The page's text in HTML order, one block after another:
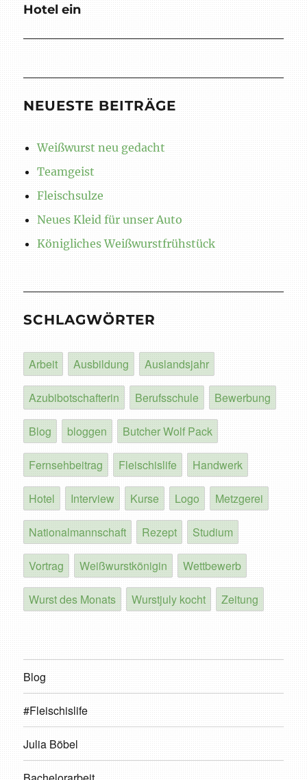
Beitrag:
Hotel ein
NEUESTE BEITRÄGE
Weißwurst neu gedacht
Teamgeist
Fleischsulze
Neues Kleid für unser Auto
Königliches Weißwurstfrühstück
SCHLAGWÖRTER
Arbeit Ausbildung Auslandsjahr
Azubibotschafterin Berufsschule Bewerbung
Blog bloggen Butcher Wolf Pack
Fernsehbeitrag Fleischislife Handwerk
Hotel Interview Kurse Logo Metzgerei
Nationalmannschaft Rezept Studium
Vortrag Weißwurstkönigin Wettbewerb
Wurst des Monats Wurstjuly kocht Zeitung
Blog
#Fleischislife
Julia Böbel